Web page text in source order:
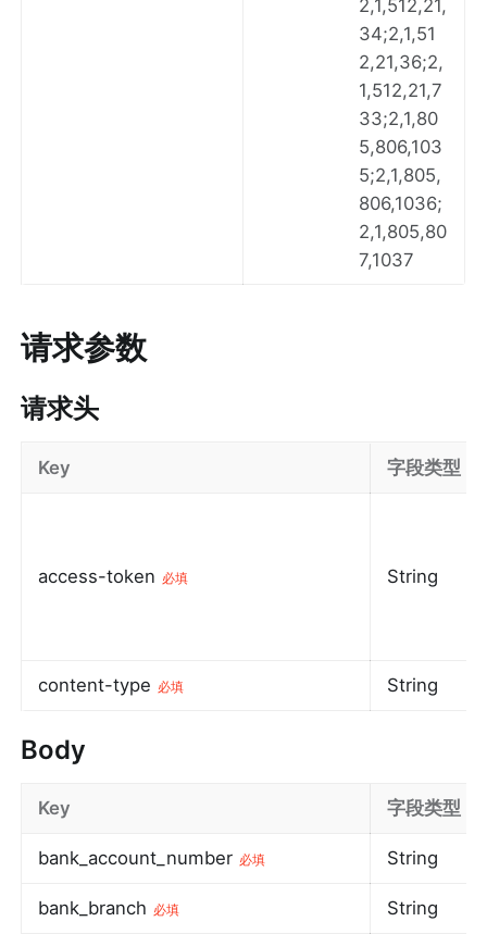
2,1,512,21,
34;2,1,51
2,21,36;2,
1,512,21,7
33;2,1,80
5,806,103
5;2,1,805,
806,1036;
2,1,805,80
7,1037
请求参数
请求头
Key 字段类型
access-token 必填 String
content-type 必填 String
Body
Key 字段类型
bank_account_number 必填 String
bank_branch 必填 String